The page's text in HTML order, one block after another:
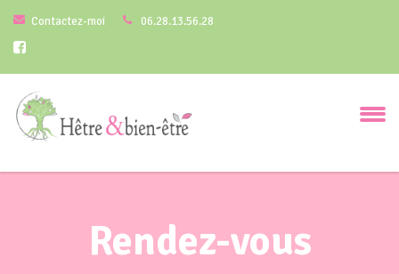
Contactez-moi 06.28.13.56.28
Rendez-vous